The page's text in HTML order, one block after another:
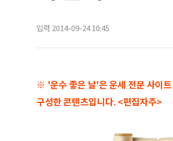
입력 2014-09-24 10:45
※ '운수 좋은 날'은 운세 전문 사이
구성한 콘텐츠입니다. <편집자주>